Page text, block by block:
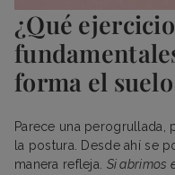
¿Qué
forma el
Parece una perogrullada,
la postura. Desde ahí se
manera refleja. Si abrimos